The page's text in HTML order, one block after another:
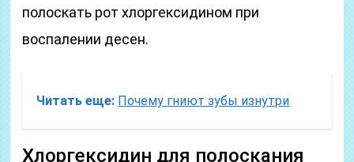
полоскать рот хлоргексидином при
воспалении десен.
Читать еще: Почему гниют зубы изнутри
Хлоргексидин для полоскания